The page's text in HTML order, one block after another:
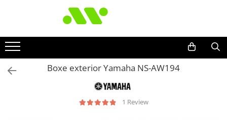
Boxe exterior Yamaha NS-AW194
1 Review